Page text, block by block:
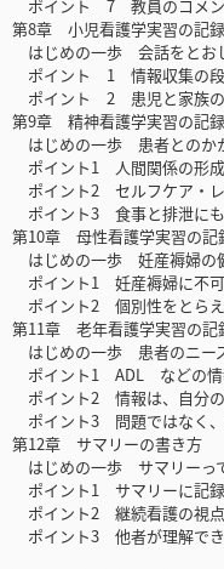
ポイント 7 教員のコメン
第8章 小児看護学実習の記録
はじめの一歩 会話をとお
ポイント 1 情報収集の段
ポイント 2 患児と家族の
第9章 精神看護学実習の記録
はじめの一歩 患者とのか
ポイント1 人間関係の形成
ポイント2 セルフケア・
ポイント3 食事と排泄に
第10章 母性看護学実習の記
はじめの一歩 妊産褥婦の
ポイント1 妊産褥婦に不可
ポイント2 個別性をとらえ
第11章 老年看護学実習の記
はじめの一歩 患者のニー
ポイント1 ADL などの情
ポイント2 情報は、自分
ポイント3 問題ではなく、
第12章 サマリーの書き方
はじめの一歩 サマリーっ
ポイント1 サマリーに記
ポイント2 継続看護の視点
ポイント3 他者が理解でき